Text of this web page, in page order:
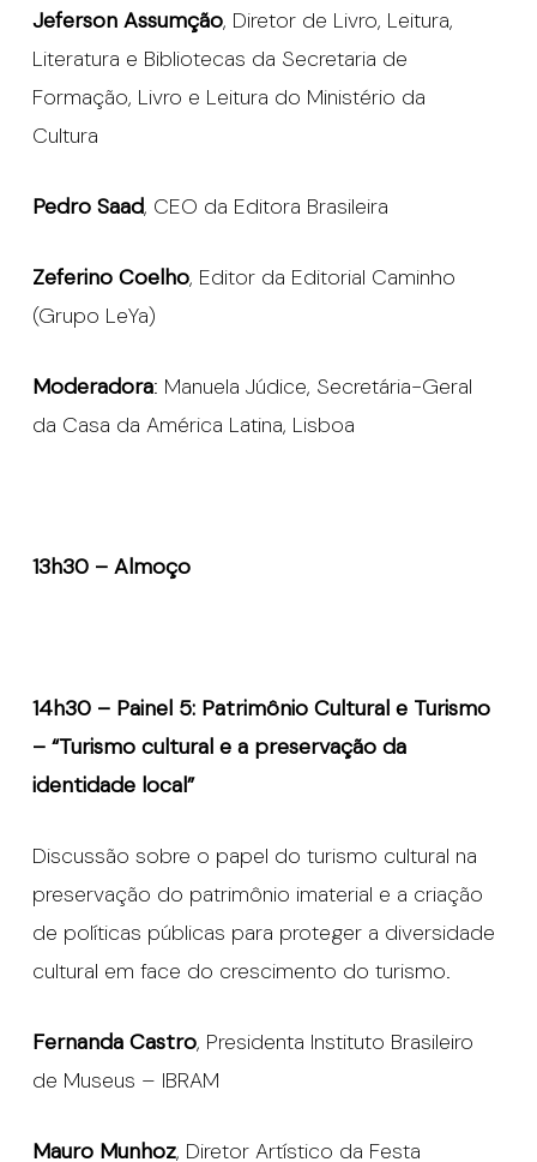
Jeferson Assumção, Diretor de Livro, Leitura,
Literatura e Bibliotecas da Secretaria de
Formação, Livro e Leitura do Ministério da
Cultura
Pedro Saad, CEO da Editora Brasileira
Zeferino Coelho, Editor da Editorial Caminho
(Grupo LeYa)
Moderadora: Manuela Júdice, Secretária-Geral
da Casa da América Latina, Lisboa
13h30 – Almoço
14h30 – Painel 5: Patrimônio Cultural e Turismo
– “Turismo cultural e a preservação da
identidade local”
Discussão sobre o papel do turismo cultural na
preservação do patrimônio imaterial e a criação
de políticas públicas para proteger a diversidade
cultural em face do crescimento do turismo.
Fernanda Castro, Presidenta Instituto Brasileiro
de Museus – IBRAM
Mauro Munhoz, Diretor Artístico da Festa